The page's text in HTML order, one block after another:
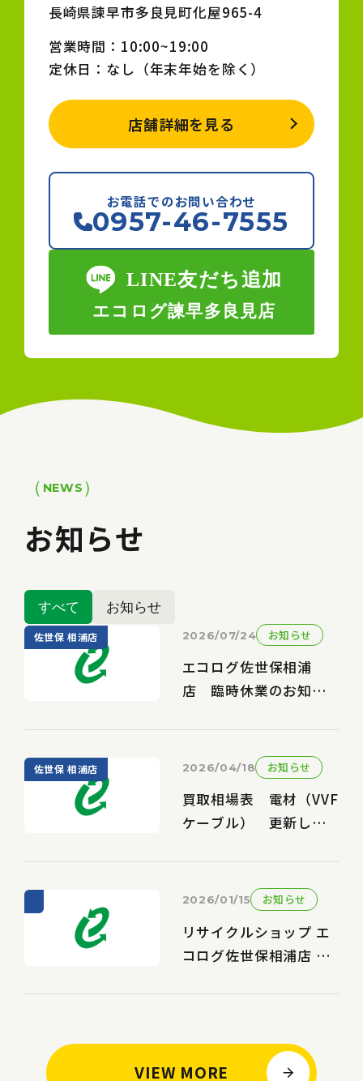
長崎県諫早市多良見町化屋965-4
営業時間：10:00~19:00
定休日：なし（年末年始を除く）
店舗詳細を見る
お電話でのお問い合わせ
0957-46-7555
NEWS
お知らせ
すべて お知らせ
佐世保 相浦店 2026/07/24 お知らせ
エコログ佐世保相浦
店 臨時休業のお知ら
佐世保 相浦店 2026/04/18 お知らせ
買取相場表 電材（VVF
ケーブル） 更新しま
2026/01/15 お知らせ
リサイクルショップ エ
コログ佐世保相浦店 リ
VIEW MORE